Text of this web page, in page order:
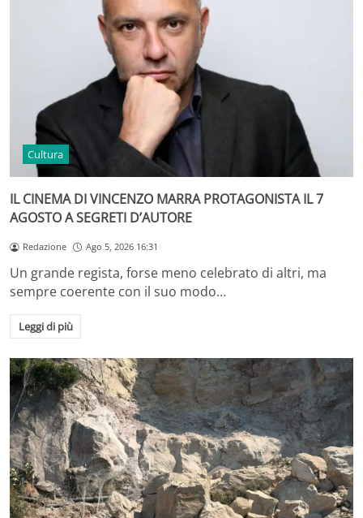
Cultura
IL CINEMA DI VINCENZO MARRA PROTAGONISTA IL 7
AGOSTO A SEGRETI D’AUTORE
Redazione Ago 5, 2026 16:31
Un grande regista, forse meno celebrato di altri, ma
sempre coerente con il suo modo…
Leggi di più